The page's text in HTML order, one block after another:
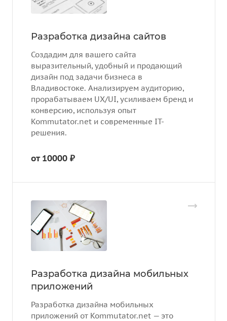
Разработка дизайна сайтов
Создадим для вашего сайта
выразительный, удобный и продающий
дизайн под задачи бизнеса в
Владивостоке. Анализируем аудиторию,
прорабатываем UX/UI, усиливаем бренд и
конверсию, используя опыт
Kommutator.net и современные IT-
решения.
от 10000 ₽
Разработка дизайна мобильных
приложений
Разработка дизайна мобильных
приложений от Kommutator.net — это